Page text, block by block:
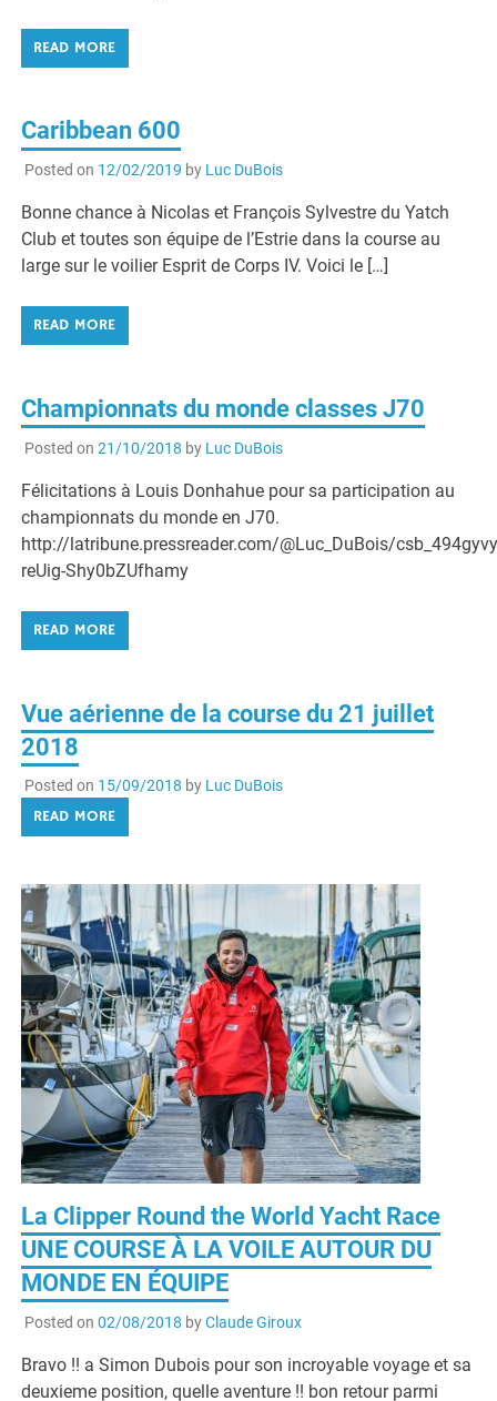
READ MORE
Caribbean 600
Posted on 12/02/2019 by Luc DuBois
Bonne chance à Nicolas et François Sylvestre du Yatch
Club et toutes son équipe de l’Estrie dans la course au
large sur le voilier Esprit de Corps IV. Voici le […]
READ MORE
Championnats du monde classes J70
Posted on 21/10/2018 by Luc DuBois
Félicitations à Louis Donhahue pour sa participation au
championnats du monde en J70.
http://latribune.pressreader.com/@Luc_DuBois/
reUig-Shy0bZUfhamy
READ MORE
Vue aérienne de la course du 21 juillet
2018
Posted on 15/09/2018 by Luc DuBois
READ MORE
La Clipper Round the World Yacht Race
UNE COURSE À LA VOILE AUTOUR DU
MONDE EN ÉQUIPE
Posted on 02/08/2018 byClaude Giroux
Bravo !! a Simon Dubois pour son incroyable voyage et sa
deuxieme position, quelle aventure !! bon retour parmi